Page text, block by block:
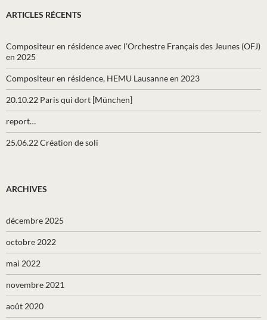
ARTICLES RÉCENTS
Compositeur en résidence avec l’Orchestre Français des Jeunes (OFJ)
en 2025
Compositeur en résidence, HEMU Lausanne en 2023
20.10.22 Paris qui dort [München]
report…
25.06.22 Création de soli
ARCHIVES
décembre 2025
octobre 2022
mai 2022
novembre 2021
août 2020